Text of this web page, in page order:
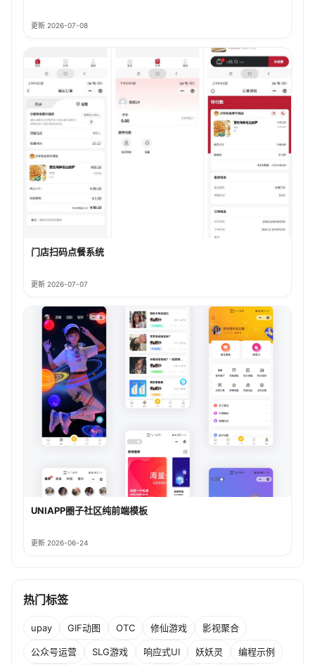
更新 2026-07-08
门店扫码点餐系统
更新 2026-07-07
UNIAPP圈子社区纯前端模板
更新 2026-06-24
热门标签
upay GIF动图 OTC 修仙游戏 影视聚合
公众号运营 SLG游戏 响应式UI 妖妖灵 编程示例